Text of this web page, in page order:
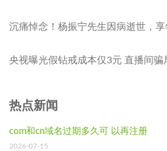
沉痛悼念！杨振宁先生因病逝世，
央视曝光假钻戒成本仅3元 直播间骗
热点新闻
com和cn域名过期多久可 以再注册
2026-07-15